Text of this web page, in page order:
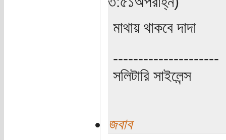
মাথায় থাকবে দাদা
---------------------
সলিটারি সাইলেন্স
জবাব